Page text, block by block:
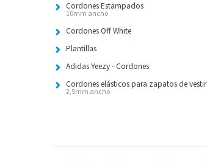
Cordones Estampados
10mm ancho
Cordones Off White
Plantillas
Adidas Yeezy - Cordones
Cordones elásticos para zapatos de vestir
2,5mm ancho